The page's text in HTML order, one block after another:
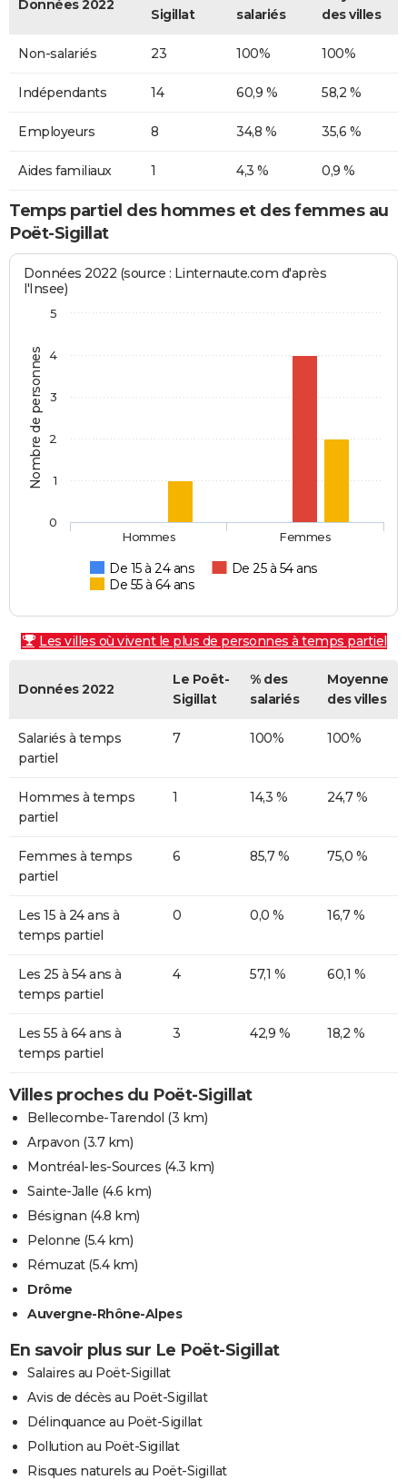
Données 2022
Sigillat
salariés
des villes
Non-salariés 23 100% 100%
Indépendants 14 60,9 % 58,2 %
Employeurs 8 34,8 % 35,6 %
Aides familiaux 1 4,3 % 0,9 %
Temps partiel des hommes et des femmes au
Poët-Sigillat
Nombre de personnes
Données 2022 (source : Linternaute.com d'après
l'Insee)
De 15 à 24 ans
De 25 à 54 ans
De 55 à 64 ans
Hommes Femmes
0
1
2
3
4
5
Les villes où vivent le plus de personnes à temps partiel
Données 2022
Le Poët-
Sigillat
% des
salariés
Moyenne
des villes
Salariés à temps
partiel
7 100% 100%
Hommes à temps
partiel
1 14,3 % 24,7 %
Femmes à temps
partiel
6 85,7 % 75,0 %
Les 15 à 24 ans à
temps partiel
0 0,0 % 16,7 %
Les 25 à 54 ans à
temps partiel
4 57,1 % 60,1 %
Les 55 à 64 ans à
temps partiel
3 42,9 % 18,2 %
Villes proches du Poët-Sigillat
Bellecombe-Tarendol (3 km)
Arpavon (3.7 km)
Montréal-les-Sources (4.3 km)
Sainte-Jalle (4.6 km)
Bésignan (4.8 km)
Pelonne (5.4 km)
Rémuzat(5.4 km)
Drôme
Auvergne-Rhône-Alpes
En savoir plus sur Le Poët-Sigillat
Salaires au Poët-Sigillat
Avis de décès au Poët-Sigillat
Délinquance au Poët-Sigillat
Pollution au Poët-Sigillat
Risques naturels au Poët-Sigillat